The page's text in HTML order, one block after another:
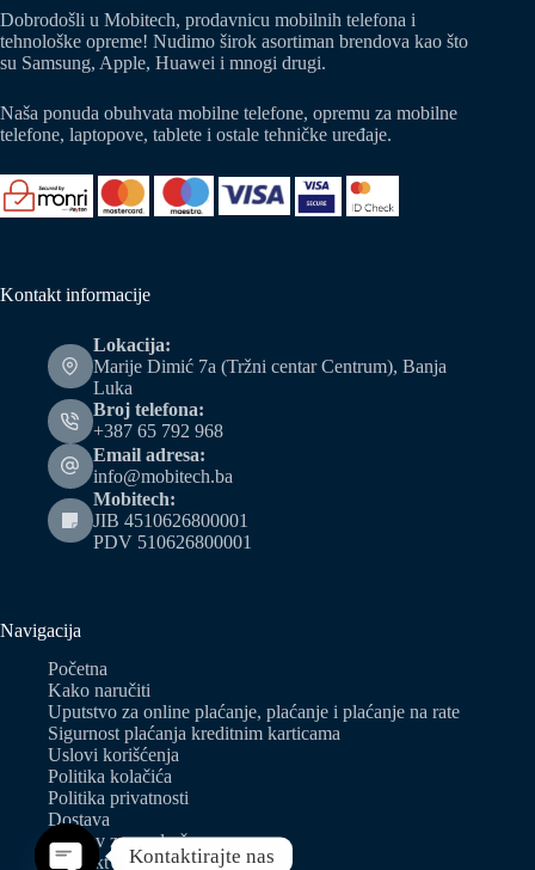
Dobrodošli u Mobitech, prodavnicu mobilnih telefona i
tehnološke opreme! Nudimo širok asortiman brendova kao što
su Samsung, Apple, Huawei i mnogi drugi.
Naša ponuda obuhvata mobilne telefone, opremu za mobilne
telefone, laptopove, tablete i ostale tehničke uređaje.
Kontakt informacije
Lokacija:
Marije Dimić 7a (Tržni centar Centrum), Banja
Luka
Broj telefona:
+387 65 792 968
Email adresa:
info@mobitech.ba
Mobitech:
JIB 4510626800001
PDV 510626800001
Navigacija
Početna
Kako naručiti
Uputstvo za online plaćanje, plaćanje i plaćanje na rate
Sigurnost plaćanja kreditnim karticama
Uslovi korišćenja
Politika kolačića
Politika privatnosti
Dostava
Zahtjev za predračun
Kontakt
Kontaktirajte nas